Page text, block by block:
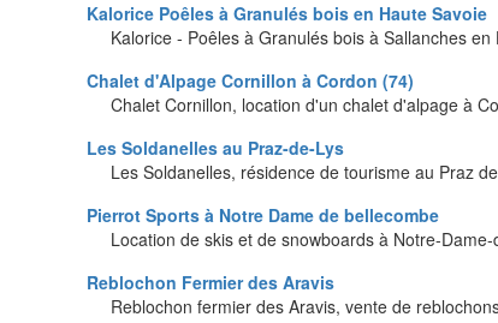
Kalorice Poêles à Granulés bois en Haute Savoie
Kalorice - Poêles à Granulés bois à Sallanches
Chalet d'Alpage Cornillon à Cordon (74)
Chalet Cornillon, location d'un chalet d'alpage à
Les Soldanelles au Praz-de-Lys
Les Soldanelles, résidence de tourisme au Praz
Pierrot Sports à Notre Dame de bellecombe
Location de skis et de snowboards à Notre-
Reblochon Fermier des Aravis
Reblochon fermier des Aravis, vente de